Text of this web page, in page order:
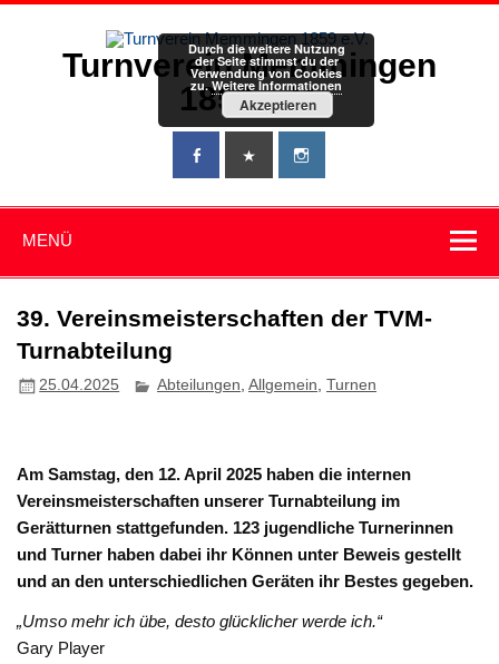
Zum
Turnverein Memmingen
1859 e.V.
MENÜ
39. Vereinsmeisterschaften der TVM-
Turnabteilung
25.04.2025 Abteilungen,Allgemein,Turnen
Am Samstag, den 12. April 2025 haben die internen
Vereinsmeisterschaften unserer Turnabteilung im
Gerätturnen stattgefunden. 123 jugendliche Turnerinnen
und Turner haben dabei ihr Können unter Beweis gestellt
und an den unterschiedlichen Geräten ihr Bestes gegeben.
„Umso mehr ich übe, desto glücklicher werde ich.“
Gary Player
Durch die weitere Nutzung
der Seite stimmst du der
Verwendung von Cookies
zu.Weitere Informationen
Akzeptieren